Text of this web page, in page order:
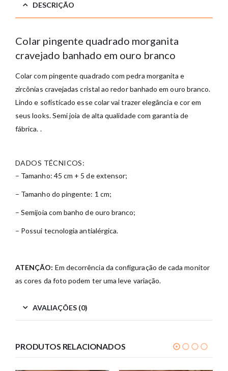
DESCRIÇÃO
Colar pingente quadrado morganita
cravejado banhado em ouro branco
Colar com pingente quadrado com pedra morganita e
zircônias cravejadas cristal ao redor banhado em ouro branco.
Lindo e sofisticado esse colar vai trazer elegância e cor em
seus looks. Semi joia de alta qualidade com garantia de
fábrica. .
DADOS TÉCNICOS:
– Tamanho: 45 cm + 5 de extensor;
– Tamanho do pingente: 1 cm;
– Semijoia com banho de ouro branco;
– Possui tecnologia antialérgica.
ATENÇÃO: Em decorrência da configuração de cada monitor
as cores da foto podem ter uma leve variação.
AVALIAÇÕES (0)
PRODUTOS RELACIONADOS